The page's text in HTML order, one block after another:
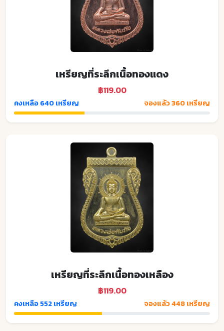
เหรียญที่ระลึกเนื้อทองแดง
฿119.00
คงเหลือ 640 เหรียญ จองแล้ว 360 เหรียญ
เหรียญที่ระลึกเนื้อทองเหลือง
฿119.00
คงเหลือ 552 เหรียญ จองแล้ว 448 เหรียญ